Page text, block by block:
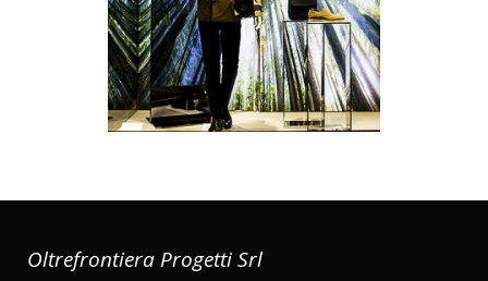
Oltrefrontiera Progetti Srl